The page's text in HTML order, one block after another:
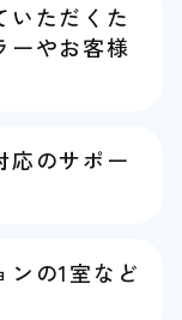
いただくた
ーやお客様
応のサポー
の1室など